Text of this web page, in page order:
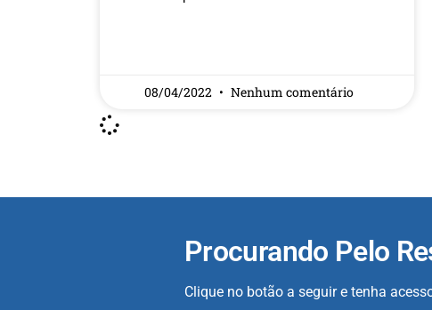
08/04/2022 Nenhum comentário
Procurando Pelo
Clique no botão a seguir e tenha